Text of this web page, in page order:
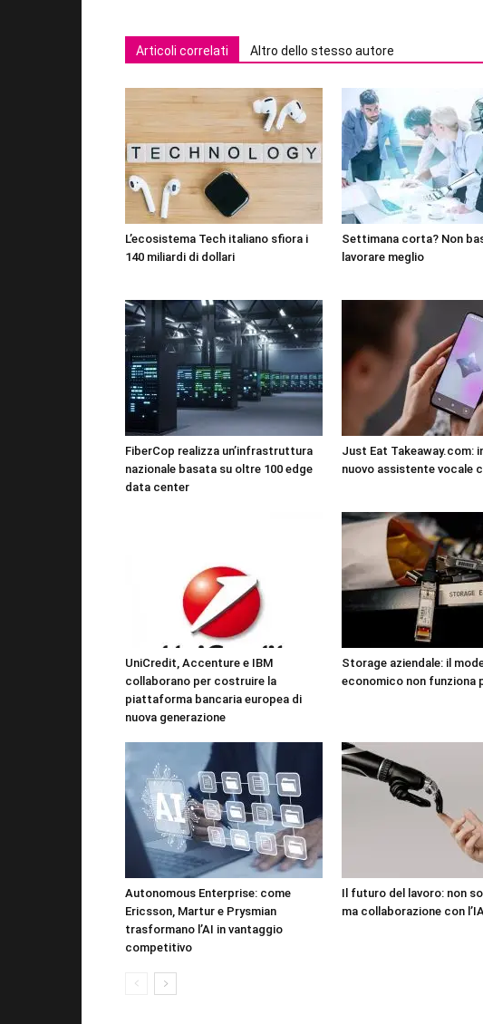
Articoli correlati Altro dello stesso autore
L’ecosistema Tech italiano sfiora i
140 miliardi di dollari
Settimana corta? Non
lavorare meglio
FiberCop realizza un’infrastruttura
nazionale basata su oltre 100 edge
data center
Just Eat Takeaway.com:
nuovo assistente vocale
UniCredit, Accenture e IBM
collaborano per costruire la
piattaforma bancaria europea di
nuova generazione
Storage aziendale: il
economico non funziona
Autonomous Enterprise: come
Ericsson, Martur e Prysmian
trasformano l’AI in vantaggio
competitivo
Il futuro del lavoro: non
ma collaborazione con